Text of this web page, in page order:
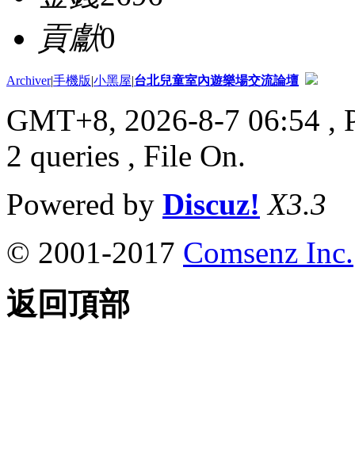
貢獻0
Archiver|手機版|小黑屋|台北兒童室內遊樂場交流論壇
GMT+8, 2026-8-7 06:54 ,
2 queries , File On.
Powered by Discuz! X3.3
© 2001-2017 Comsenz Inc.
返回頂部